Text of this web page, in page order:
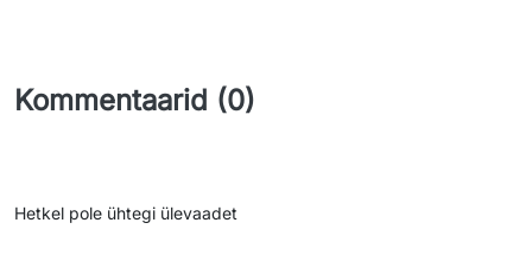
Kommentaarid (0)
Hetkel pole ühtegi ülevaadet